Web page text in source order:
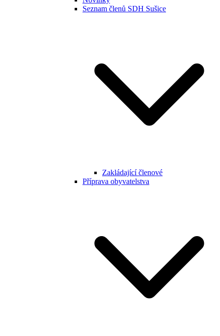
Seznam členů SDH Sušice
Zakládající členové
Příprava obyvatelstva